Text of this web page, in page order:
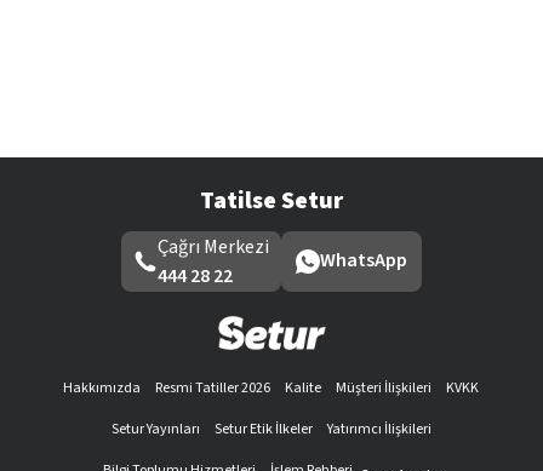
Tatilse Setur
Çağrı Merkezi
444 28 22
WhatsApp
Hakkımızda Resmi Tatiller 2026 Kalite Müşteri İlişkileri
KVKK
Setur Yayınları
Setur Etik İlkeler
Yatırımcı İlişkileri